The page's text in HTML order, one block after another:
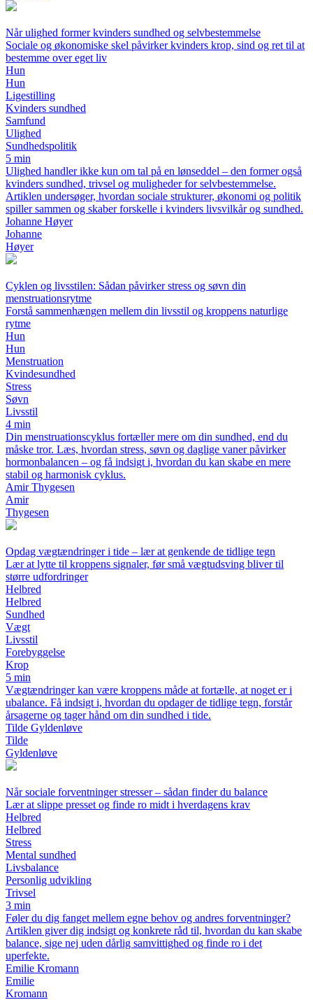
Når ulighed former kvinders sundhed og selvbestemmelse
Sociale og økonomiske skel påvirker kvinders krop, sind og ret til at
bestemme over eget liv
Hun
Hun
Ligestilling
Kvinders sundhed
Samfund
Ulighed
Sundhedspolitik
5 min
Ulighed handler ikke kun om tal på en lønseddel – den former også
kvinders sundhed, trivsel og muligheder for selvbestemmelse.
Artiklen undersøger, hvordan sociale strukturer, økonomi og politik
spiller sammen og skaber forskelle i kvinders livsvilkår og sundhed.
Johanne Høyer
Johanne
Høyer
Cyklen og livsstilen: Sådan påvirker stress og søvn din
menstruationsrytme
Forstå sammenhængen mellem din livsstil og kroppens naturlige
rytme
Hun
Hun
Menstruation
Kvindesundhed
Stress
Søvn
Livsstil
4 min
Din menstruationscyklus fortæller mere om din sundhed, end du
måske tror. Læs, hvordan stress, søvn og daglige vaner påvirker
hormonbalancen – og få indsigt i, hvordan du kan skabe en mere
stabil og harmonisk cyklus.
Amir Thygesen
Amir
Thygesen
Opdag vægtændringer i tide – lær at genkende de tidlige tegn
Lær at lytte til kroppens signaler, før små vægtudsving bliver til
større udfordringer
Helbred
Helbred
Sundhed
Vægt
Livsstil
Forebyggelse
Krop
5 min
Vægtændringer kan være kroppens måde at fortælle, at noget er i
ubalance. Få indsigt i, hvordan du opdager de tidlige tegn, forstår
årsagerne og tager hånd om din sundhed i tide.
Tilde Gyldenløve
Tilde
Gyldenløve
Når sociale forventninger stresser – sådan finder du balance
Lær at slippe presset og finde ro midt i hverdagens krav
Helbred
Helbred
Stress
Mental sundhed
Livsbalance
Personlig udvikling
Trivsel
3 min
Føler du dig fanget mellem egne behov og andres forventninger?
Artiklen giver dig indsigt og konkrete råd til, hvordan du kan skabe
balance, sige nej uden dårlig samvittighed og finde ro i det
uperfekte.
Emilie Kromann
Emilie
Kromann